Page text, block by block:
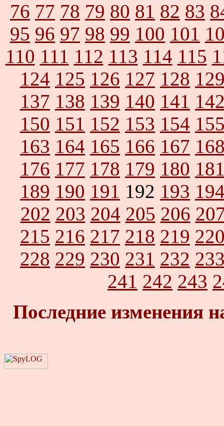
76 77 78 79 80 81 82 83
95 96 97 98 99 100 101
110 111 112 113 114 115
124 125 126 127 128
137 138 139 140 141
150 151 152 153 154
163 164 165 166 167
176 177 178 179 180
189 190 191 192 193
202 203 204 205 206
215 216 217 218 219
228 229 230 231 232
241 242 243
Последние изменения